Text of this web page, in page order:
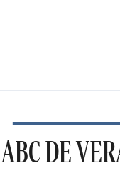
ABC DE